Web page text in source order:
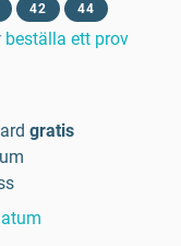
42 44
beställa ett prov
gratis